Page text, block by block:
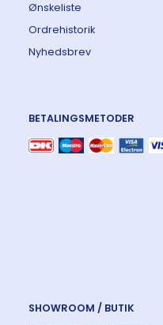
Ønskeliste
Ordrehistorik
Nyhedsbrev
BETALINGSMETODER
SHOWROOM / BUTIK